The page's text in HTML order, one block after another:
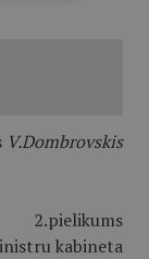
V.Dombrovskis
2.pielikums
kabineta